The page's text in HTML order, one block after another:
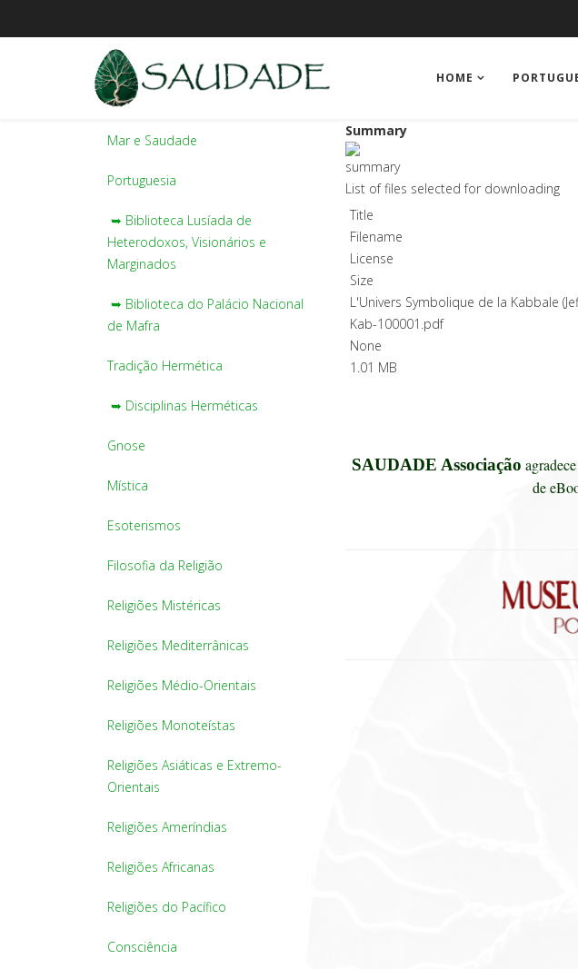
HOME
Mar e Saudade
Portuguesia
➥ Biblioteca Lusíada de
Heterodoxos, Visionários e
Marginados
➥ Biblioteca do Palácio Nacional
de Mafra
Tradição Hermética
➥ Disciplinas Herméticas
Gnose
Mística
Esoterismos
Filosofia da Religião
Religiões Mistéricas
Religiões Mediterrânicas
Religiões Médio-Orientais
Religiões Monoteístas
Religiões Asiáticas e Extremo-
Orientais
Religiões Ameríndias
Religiões Africanas
Religiões do Pacífico
Consciência
Summary
List of files selected for downloading
Title
Filename
License
Size
L'Univers Symbolique de la Kabbale
Kab-100001.pdf
None
1.01 MB
SAUDADE Associação
de